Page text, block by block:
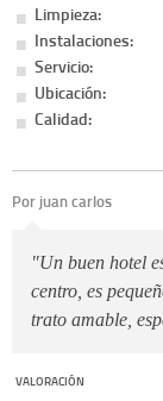
Limpieza:
Instalaciones:
Servicio:
Ubicación:
Calidad:
Por juan carlos
"Un buen hotel
centro, es
trato amable,
VALORACIÓN